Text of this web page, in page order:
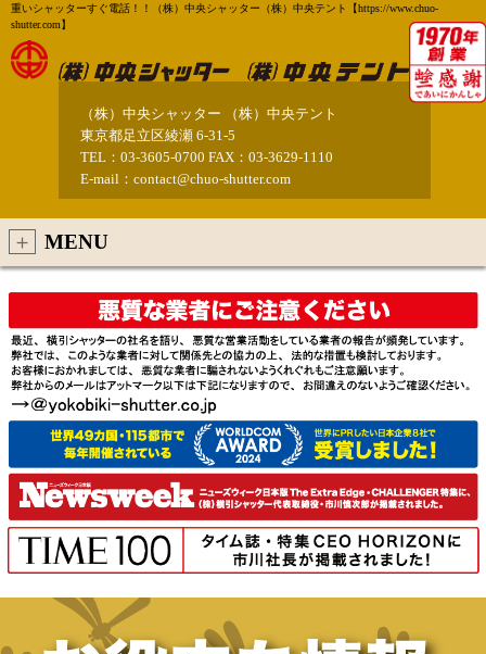
重いシャッターすぐ電話！！（株）中央シャッター（株）中央テント【https://www.chuo-
shutter.com】
（株）中央シャッター （株）中央テント
東京都足立区綾瀬 6-31-5
TEL：03-3605-0700 FAX：03-3629-1110
E-mail：contact@chuo-shutter.com
MENU